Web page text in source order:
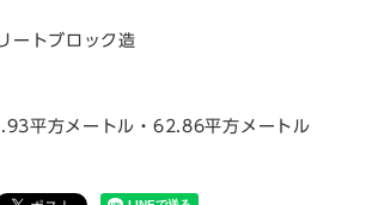
ートブロック造
平方メートル・62.86平方メートル